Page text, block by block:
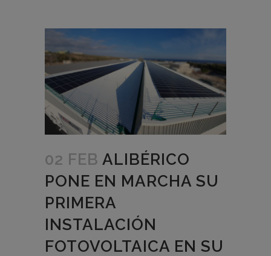
02 FEB ALIBÉRICO
PONE EN MARCHA SU
PRIMERA
INSTALACIÓN
FOTOVOLTAICA EN SU